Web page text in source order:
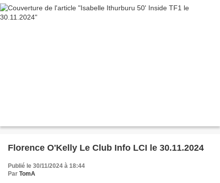
Florence O'Kelly Le Club Info LCI le 30.11.2024
Publié le 30/11/2024 à 18:44
Par TomA